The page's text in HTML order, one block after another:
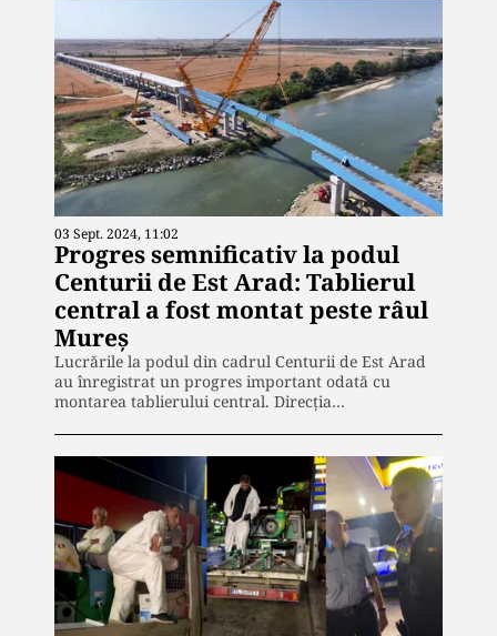
03 Sept. 2024, 11:02
Progres semnificativ la podul
Centurii de Est Arad: Tablierul
central a fost montat peste râul
Mureș
Lucrările la podul din cadrul Centurii de Est Arad
au înregistrat un progres important odată cu
montarea tablierului central. Direcția…